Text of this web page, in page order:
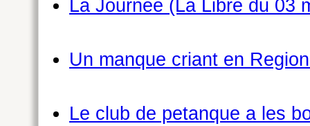
La Journee (La Libre du 03
Un manque criant en
Le club de petanque a les